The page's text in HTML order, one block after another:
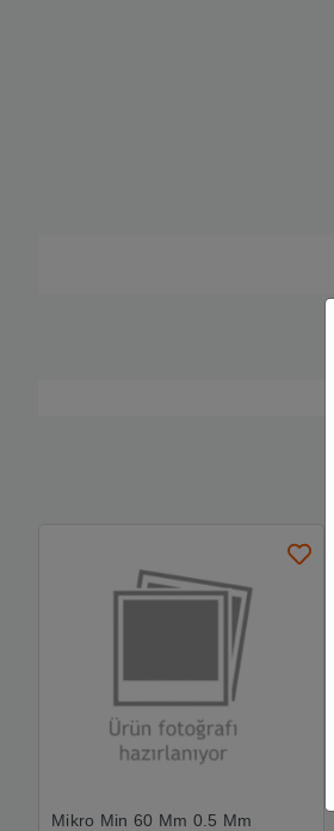
Mikro Min 60 Mm 0.5 Mm